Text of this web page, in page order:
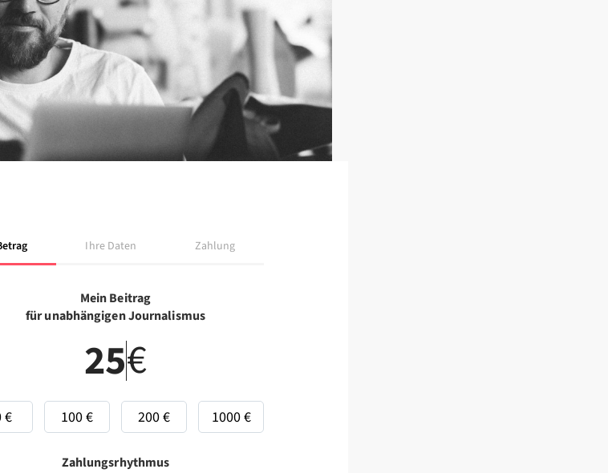
Ihre Daten Zahlung
Mein Beitrag
für unabhängigen Journalismus
€
€ 100 € 200 € 1000 €
Zahlungsrhythmus